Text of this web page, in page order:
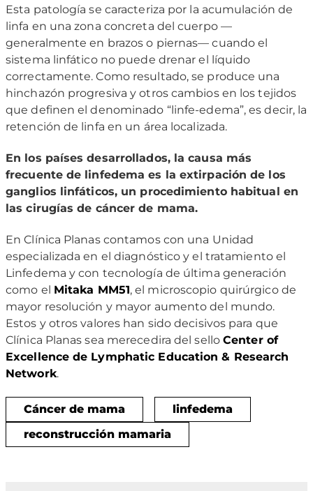
Esta patología se caracteriza por la acumulación de
linfa en una zona concreta del cuerpo —
generalmente en brazos o piernas— cuando el
sistema linfático no puede drenar el líquido
correctamente. Como resultado, se produce una
hinchazón progresiva y otros cambios en los tejidos
que definen el denominado “linfe-edema”, es decir, la
retención de linfa en un área localizada.
En los países desarrollados, la causa más
frecuente de linfedema es la extirpación de los
ganglios linfáticos, un procedimiento habitual en
las cirugías de cáncer de mama.
En Clínica Planas contamos con una Unidad
especializada en el diagnóstico y el tratamiento el
Linfedema y con tecnología de última generación
como el Mitaka MM51, el microscopio quirúrgico de
mayor resolución y mayor aumento del mundo.
Estos y otros valores han sido decisivos para que
Clínica Planas sea merecedira del selloCenter of
Excellence de Lymphatic Education & Research
Network.
Cáncer de mama
linfedema
reconstrucción mamaria